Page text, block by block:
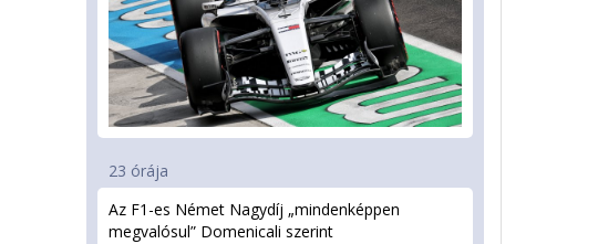
23 órája
Az F1-es Német Nagydíj „mindenképpen
megvalósul” Domenicali szerint